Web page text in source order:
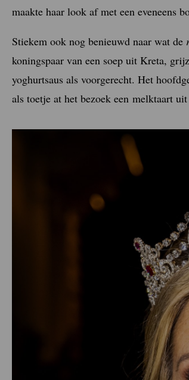
maakte haar look af met een eveneens
Stiekem ook nog benieuwd naar wat de
koningspaar van een soep uit Kreta,
yoghurtsaus als voorgerecht. Het
als toetje at het bezoek een melktaart